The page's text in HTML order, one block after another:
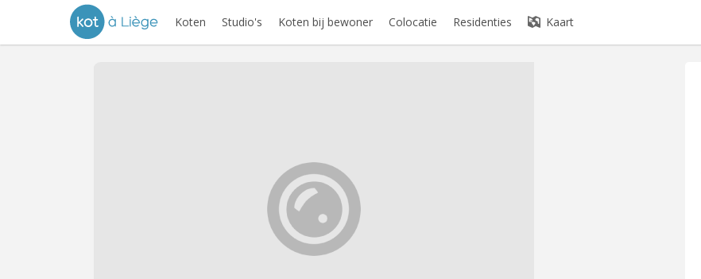
Koten Studio's Koten bij bewoner Colocatie Residenties Kaart